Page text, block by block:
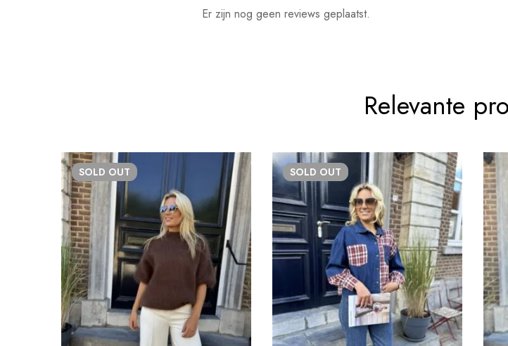
Er zijn nog geen reviews geplaatst.
Relevante
SOLD OUT SOLD OUT